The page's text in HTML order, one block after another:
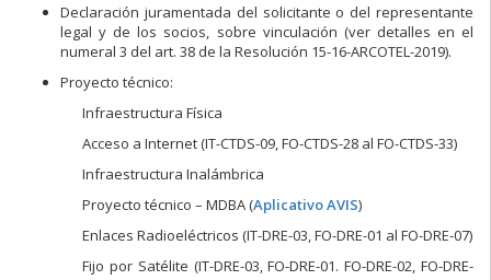
Declaración juramentada del solicitante o del representante
legal y de los socios, sobre vinculación (ver detalles en el
numeral 3 del art. 38 de la Resolución 15-16-ARCOTEL-2019).
Proyecto técnico:
Infraestructura Física
Acceso a Internet (IT-CTDS-09, FO-CTDS-28 al FO-CTDS-33)
Infraestructura Inalámbrica
Proyecto técnico – MDBA (Aplicativo AVIS)
Enlaces Radioeléctricos (IT-DRE-03, FO-DRE-01 al FO-DRE-07)
Fijo por Satélite (IT-DRE-03, FO-DRE-01. FO-DRE-02, FO-DRE-